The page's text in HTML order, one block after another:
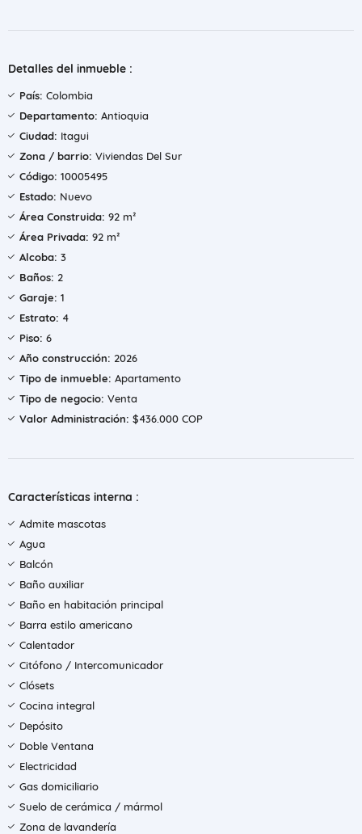
Detalles del inmueble :
País: Colombia
Departamento: Antioquia
Ciudad: Itagui
Zona / barrio: Viviendas Del Sur
Código: 10005495
Estado: Nuevo
Área Construida: 92 m²
Área Privada: 92 m²
Alcoba: 3
Baños: 2
Garaje: 1
Estrato: 4
Piso: 6
Año construcción: 2026
Tipo de inmueble: Apartamento
Tipo de negocio: Venta
Valor Administración: $436.000 COP
Características interna :
Admite mascotas
Agua
Balcón
Baño auxiliar
Baño en habitación principal
Barra estilo americano
Calentador
Citófono / Intercomunicador
Clósets
Cocina integral
Depósito
Doble Ventana
Electricidad
Gas domiciliario
Suelo de cerámica / mármol
Zona de lavandería